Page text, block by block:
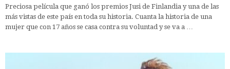
Preciosa película que ganó los premios Jusi de Finlandia y una de las
más vistas de este país en toda su historia. Cuanta la historia de una
mujer que con 17 años se casa contra su voluntad y se va a …